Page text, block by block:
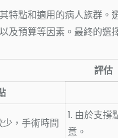
特點和適用的病人族群。
及預算等因素。最終的選
評估
少，手術時間
1. 由於支撐
意。